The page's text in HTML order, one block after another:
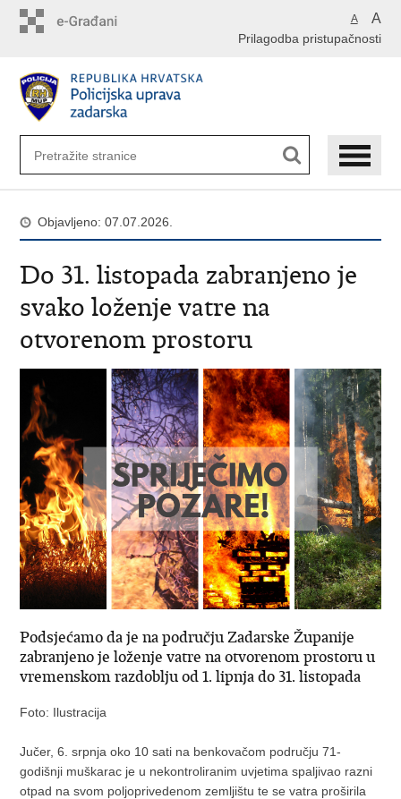
A A
Prilagodba pristupačnosti
Objavljeno: 07.07.2026.
Do 31. listopada zabranjeno je
svako loženje vatre na
otvorenom prostoru
Podsjećamo da je na području Zadarske Županije
zabranjeno je loženje vatre na otvorenom prostoru u
vremenskom razdoblju od 1. lipnja do 31. listopada
Foto: Ilustracija
Jučer, 6. srpnja oko 10 sati na benkovačom području 71-
godišnji muškarac je u nekontroliranim uvjetima spaljivao razni
otpad na svom poljoprivedenom zemljištu te se vatra proširila